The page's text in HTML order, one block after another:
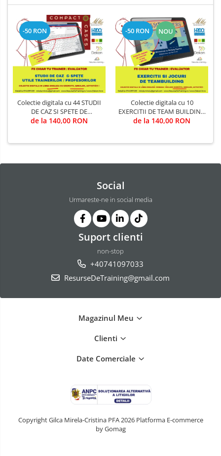
-50 RON
Colectie digitala cu 44 STUDII
DE CAZ SI SPETE DE
MANAGEMENT, LUARE
Training & Evaluare)
de la 140,00 RON
-50 RON NOU
Colectie digitala cu 10
EXERCITII DE TEAM BUILDING
(utila in Training & Evaluare)
de la 140,00 RON
Social
Urmareste-ne in social media
Suport clienti
non-stop
+40741097033
ResurseDeTraining@gmail.com
Magazinul Meu
Clienti
Date Comerciale
Copyright Gilca Mirela-Cristina PFA 2026 Platforma E-commerce
by Gomag